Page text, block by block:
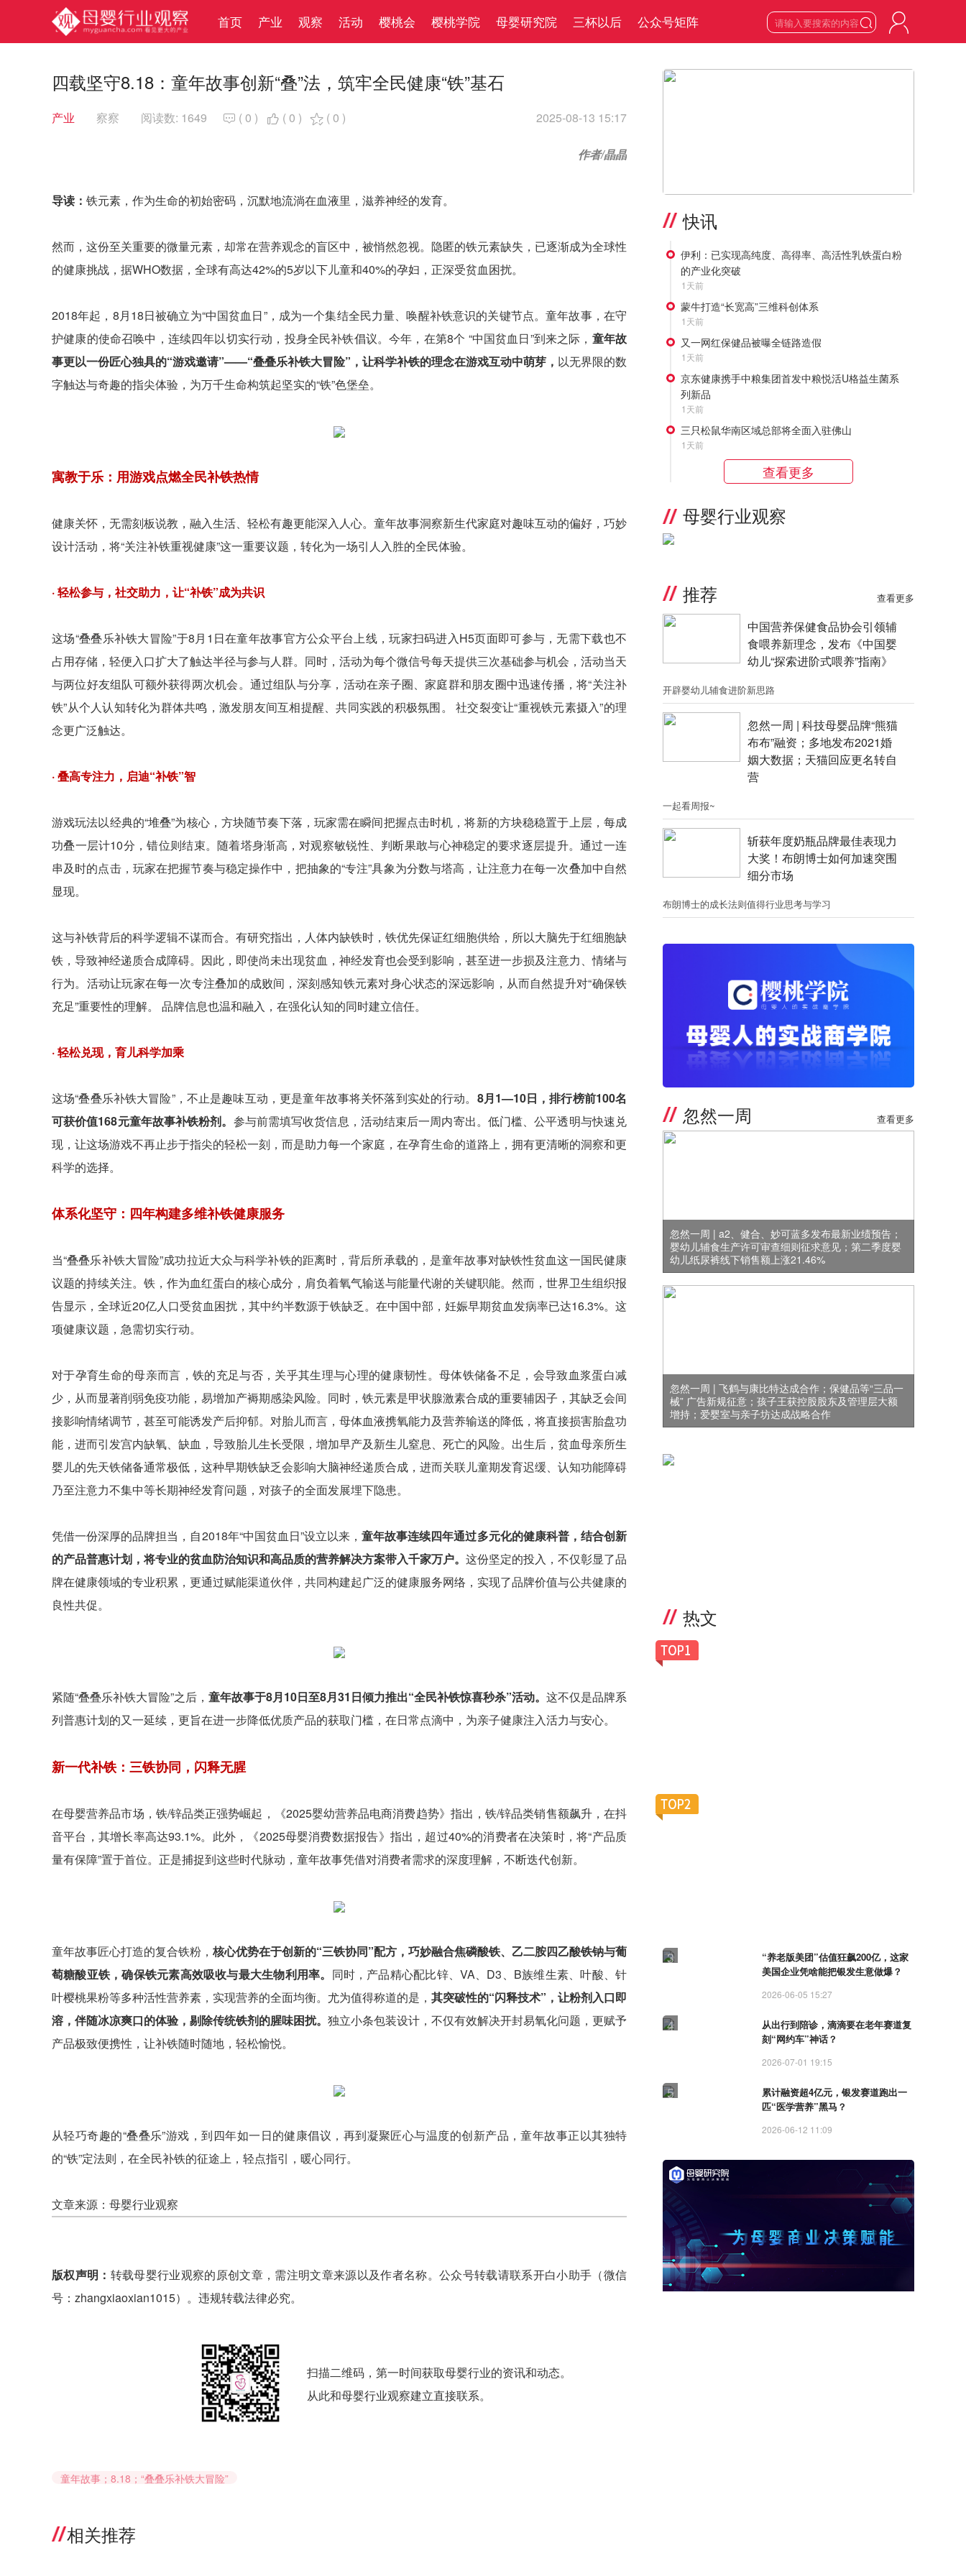
首页 产业 观察 活动 樱桃会 樱桃学院 母婴研究院 三杯以后 公众号矩阵 
快讯
伊利：已实现高纯度、高得率、高活性乳铁蛋白粉
的产业化突破
1天前
蒙牛打造“长宽高”三维科创体系
1天前
又一网红保健品被曝全链路造假
1天前
京东健康携手中粮集团首发中粮悦活U格益生菌系
列新品
1天前
三只松鼠华南区域总部将全面入驻佛山
1天前
查看更多
母婴行业观察
推荐 查看更多
中国营养保健食品协会引领辅
食喂养新理念，发布《中国婴
幼儿“探索进阶式喂养”指南》
开辟婴幼儿辅食进阶新思路
忽然一周 |​​ 科技母婴品牌“熊猫
布布”融资；​多地发布2021婚
姻大数据；天猫回应更名转自
营
一起看周报~
斩获年度奶瓶品牌最佳表现力
大奖！布朗博士如何加速突围
细分市场
布朗博士的成长法则值得行业思考与学习
忽然一周 查看更多
忽然一周 | a2、健合、妙可蓝多发布最新业绩预告；
婴幼儿辅食生产许可审查细则征求意见；第二季度婴
幼儿纸尿裤线下销售额上涨21.46%
忽然一周 | 飞鹤与康比特达成合作；保健品等“三品一
械” 广告新规征意；孩子王获控股股东及管理层大额
增持；爱婴室与亲子坊达成战略合作
热文
3
“养老版美团”估值狂飙200亿，这家
美国企业凭啥能把银发生意做爆？
2026-06-05 15:27
4
从出行到陪诊，滴滴要在老年赛道复
刻“网约车”神话？
2026-07-01 19:15
5
累计融资超4亿元，银发赛道跑出一
匹“医学营养”黑马？
2026-06-12 11:09
四载坚守8.18：童年故事创新“叠”法，筑牢全民健康“铁”基石
产业 察察 阅读数: 1649  (0 )  (0 )  (0 ) 2025-08-13 15:17
作者/晶晶
导读： 铁元素，作为生命的初始密码，沉默地流淌在血液里，滋养神经的发育。
然而，这份至关重要的微量元素，却常在营养观念的盲区中，被悄然忽视。隐匿的铁元素缺失，已逐渐成为全球性
的健康挑战，据WHO数据，全球有高达42%的5岁以下儿童和40%的孕妇，正深受贫血困扰。
2018年起，8月18日被确立为“中国贫血日”，成为一个集结全民力量、唤醒补铁意识的关键节点。童年故事，在守
护健康的使命召唤中，连续四年以切实行动，投身全民补铁倡议。今年，在第8个 “中国贫血日”到来之际， 童年故
事更以一份匠心独具的“游戏邀请”——“叠叠乐补铁大冒险”，让科学补铁的理念在游戏互动中萌芽， 以无界限的数
字触达与奇趣的指尖体验，为万千生命构筑起坚实的“铁”色堡垒。
寓教于乐：用游戏点燃全民补铁热情
健康关怀，无需刻板说教，融入生活、轻松有趣更能深入人心。童年故事洞察新生代家庭对趣味互动的偏好，巧妙
设计活动，将“关注补铁重视健康”这一重要议题，转化为一场引人入胜的全民体验。
· 轻松参与，社交助力，让“补铁”成为共识
这场“叠叠乐补铁大冒险”于8月1日在童年故事官方公众平台上线，玩家扫码进入H5页面即可参与，无需下载也不
占用存储，轻便入口扩大了触达半径与参与人群。同时，活动为每个微信号每天提供三次基础参与机会，活动当天
与两位好友组队可额外获得两次机会。通过组队与分享，活动在亲子圈、家庭群和朋友圈中迅速传播，将“关注补
铁”从个人认知转化为群体共鸣，激发朋友间互相提醒、共同实践的积极氛围。 社交裂变让“重视铁元素摄入”的理
念更广泛触达。
· 叠高专注力，启迪“补铁”智
游戏玩法以经典的“堆叠”为核心，方块随节奏下落，玩家需在瞬间把握点击时机，将新的方块稳稳置于上层，每成
功叠一层计10分，错位则结束。随着塔身渐高，对观察敏锐性、判断果敢与心神稳定的要求逐层提升。通过一连
串及时的点击，玩家在把握节奏与稳定操作中，把抽象的“专注”具象为分数与塔高，让注意力在每一次叠加中自然
显现。
这与补铁背后的科学逻辑不谋而合。有研究指出，人体内缺铁时，铁优先保证红细胞供给，所以大脑先于红细胞缺
铁，导致神经递质合成障碍。因此，即使尚未出现贫血，神经发育也会受到影响，甚至进一步损及注意力、情绪与
行为。活动让玩家在每一次专注叠加的成败间，深刻感知铁元素对身心状态的深远影响，从而自然提升对“确保铁
充足”重要性的理解。 品牌信息也温和融入，在强化认知的同时建立信任。
· 轻松兑现，育儿科学加乘
这场“叠叠乐补铁大冒险”，不止是趣味互动，更是童年故事将关怀落到实处的行动。 8月1—10日，排行榜前100名
可获价值168元童年故事补铁粉剂。 参与前需填写收货信息，活动结束后一周内寄出。低门槛、公平透明与快速兑
现，让这场游戏不再止步于指尖的轻松一刻，而是助力每一个家庭，在孕育生命的道路上，拥有更清晰的洞察和更
科学的选择。
体系化坚守：四年构建多维补铁健康服务
当“叠叠乐补铁大冒险”成功拉近大众与科学补铁的距离时，背后所承载的，是童年故事对缺铁性贫血这一国民健康
议题的持续关注。铁，作为血红蛋白的核心成分，肩负着氧气输送与能量代谢的关键职能。然而，世界卫生组织报
告显示，全球近20亿人口受贫血困扰，其中约半数源于铁缺乏。在中国中部，妊娠早期贫血发病率已达16.3%。这
项健康议题，急需切实行动。
对于孕育生命的母亲而言，铁的充足与否，关乎其生理与心理的健康韧性。母体铁储备不足，会导致血浆蛋白减
少，从而显著削弱免疫功能，易增加产褥期感染风险。同时，铁元素是甲状腺激素合成的重要辅因子，其缺乏会间
接影响情绪调节，甚至可能诱发产后抑郁。对胎儿而言，母体血液携氧能力及营养输送的降低，将直接损害胎盘功
能，进而引发宫内缺氧、缺血，导致胎儿生长受限，增加早产及新生儿窒息、死亡的风险。出生后，贫血母亲所生
婴儿的先天铁储备通常极低，这种早期铁缺乏会影响大脑神经递质合成，进而关联儿童期发育迟缓、认知功能障碍
乃至注意力不集中等长期神经发育问题，对孩子的全面发展埋下隐患。
凭借一份深厚的品牌担当，自2018年“中国贫血日”设立以来，童年故事连续四年通过多元化的健康科普，结合创新
的产品普惠计划，将专业的贫血防治知识和高品质的营养解决方案带入千家万户。 这份坚定的投入，不仅彰显了品
牌在健康领域的专业积累，更通过赋能渠道伙伴，共同构建起广泛的健康服务网络，实现了品牌价值与公共健康的
良性共促。
紧随“叠叠乐补铁大冒险”之后， 童年故事于8月10日至8月31日倾力推出“全民补铁惊喜秒杀”活动。 这不仅是品牌系
列普惠计划的又一延续，更旨在进一步降低优质产品的获取门槛，在日常点滴中，为亲子健康注入活力与安心。
新一代补铁：三铁协同，闪释无腥
在母婴营养品市场，铁/锌品类正强势崛起，《2025婴幼营养品电商消费趋势》指出，铁/锌品类销售额飙升，在抖
音平台，其增长率高达93.1%。此外，《2025母婴消费数据报告》指出，超过40%的消费者在决策时，将“产品质
量有保障”置于首位。正是捕捉到这些时代脉动，童年故事凭借对消费者需求的深度理解，不断迭代创新。
童年故事匠心打造的复合铁粉， 核心优势在于创新的“三铁协同”配方，巧妙融合焦磷酸铁、乙二胺四乙酸铁钠与葡
萄糖酸亚铁，确保铁元素高效吸收与最大生物利用率。 同时，产品精心配比锌、VA、D3、B族维生素、叶酸、针
叶樱桃果粉等多种活性营养素，实现营养的全面均衡。尤为值得称道的是， 其突破性的“闪释技术”，让粉剂入口即
溶，伴随冰凉爽口的体验，剔除传统铁剂的腥味困扰。 独立小条包装设计，不仅有效解决开封易氧化问题，更赋予
产品极致便携性，让补铁随时随地，轻松愉悦。
从轻巧奇趣的“叠叠乐”游戏，到四年如一日的健康倡议，再到凝聚匠心与温度的创新产品，童年故事正以其独特
的“铁”定法则，在全民补铁的征途上，轻点指引，暖心同行。
文章来源：母婴行业观察
版权声明： 转载母婴行业观察的原创文章，需注明文章来源以及作者名称。公众号转载请联系开白小助手（微信
号：zhangxiaoxian1015）。违规转载法律必究。
扫描二维码，第一时间获取母婴行业的资讯和动态。
从此和母婴行业观察建立直接联系。
童年故事；8.18；“叠叠乐补铁大冒险”
相关推荐